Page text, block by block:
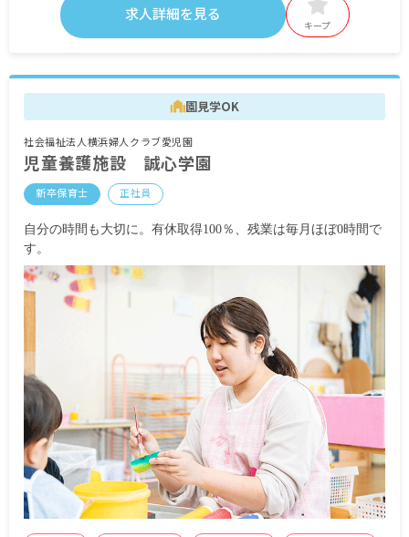
賞与 年3回の定期賞与の他、年度末に特別賞与が
あるため、支給総額は 5.5～6カ月分です。
・各種手当
処遇改善手当
時間外勤務手当
通勤手当 月50,000円まで
住宅手当 月10,000円または40,000円
夜勤手当 5,000円／回（入社6カ月までは3,000円
／回）
※住宅手当について
手当が増額され「40,000円支給」となります。遠
隔地やご実家から通う場合も住宅手当として必ず
10,000円を支給します。
・モデル年収例
年収4,395,000円（月給267,610円／24歳・経験4
年）
年収4,871,000円（月給304,650円／29歳・経験7
年）
年収5,596,000円（月給348,870円／40歳・経験20
年）
※試用期間6カ月（条件変動なし）
求人詳細を見る
キープ
園見学OK
社会福祉法人横浜婦人クラブ愛児園
児童養護施設 誠心学園
新卒保育士 正社員
自分の時間も大切に。有休取得100％、残業は毎月ほぼ0時間で
す。